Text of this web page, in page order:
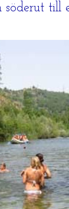
söderut till